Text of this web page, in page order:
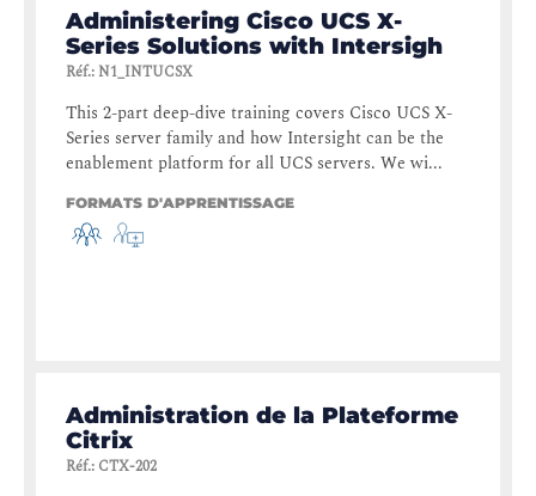
Administering Cisco UCS X-
Series Solutions with Intersigh
Réf.:N1_INTUCSX
This 2-part deep-dive training covers Cisco UCS X-
Series server family and how Intersight can be the
enablement platform for all UCS servers. We wi...
FORMATS D'APPRENTISSAGE
Administration de la Plateforme
Citrix
Réf.: CTX-202